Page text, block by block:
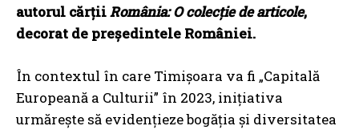
autorul cărțiiRomânia: O colecție de articole,
decorat de președintele României.
În contextul în care Timișoara va fi „Capitală
Europeană a Culturii” în 2023, inițiativa
urmărește să evidențieze bogăția și diversitatea